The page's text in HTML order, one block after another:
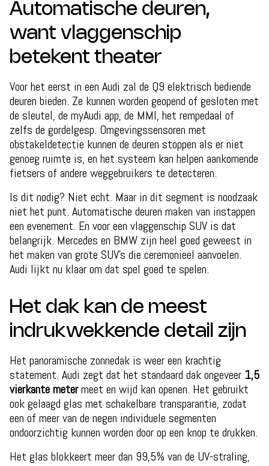
Automatische deuren,
want vlaggenschip
betekent theater
Voor het eerst in een Audi zal de Q9 elektrisch bediende
deuren bieden. Ze kunnen worden geopend of gesloten met
de sleutel, de myAudi app, de MMI, het rempedaal of
zelfs de gordelgesp. Omgevingssensoren met
obstakeldetectie kunnen de deuren stoppen als er niet
genoeg ruimte is, en het systeem kan helpen aankomende
fietsers of andere weggebruikers te detecteren.
Is dit nodig? Niet echt. Maar in dit segment is noodzaak
niet het punt. Automatische deuren maken van instappen
een evenement. En voor een vlaggenschip SUV is dat
belangrijk. Mercedes en BMW zijn heel goed geweest in
het maken van grote SUV's die ceremonieel aanvoelen.
Audi lijkt nu klaar om dat spel goed te spelen.
Het dak kan de meest
indrukwekkende detail zijn
Het panoramische zonnedak is weer een krachtig
statement. Audi zegt dat het standaard dak ongeveer 1,5
vierkante metermeet en wijd kan openen. Het gebruikt
ook gelaagd glas met schakelbare transparantie, zodat
een of meer van de negen individuele segmenten
ondoorzichtig kunnen worden door op een knop te drukken.
Het glas blokkeert meer dan 99,5% van de UV-straling,